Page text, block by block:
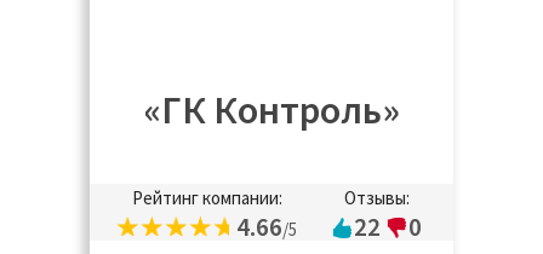
«ГК Контроль»
Рейтинг компании:
4.66/5
Отзывы:
22 0